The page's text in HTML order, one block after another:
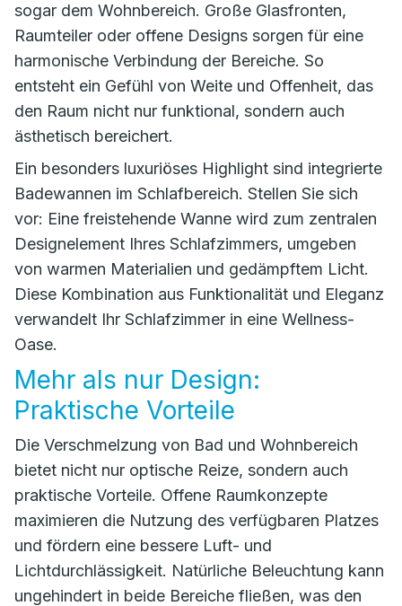
sogar dem Wohnbereich. Große Glasfronten,
Raumteiler oder offene Designs sorgen für eine
harmonische Verbindung der Bereiche. So
entsteht ein Gefühl von Weite und Offenheit, das
den Raum nicht nur funktional, sondern auch
ästhetisch bereichert.
Ein besonders luxuriöses Highlight sind integrierte
Badewannen im Schlafbereich. Stellen Sie sich
vor: Eine freistehende Wanne wird zum zentralen
Designelement Ihres Schlafzimmers, umgeben
von warmen Materialien und gedämpftem Licht.
Diese Kombination aus Funktionalität und Eleganz
verwandelt Ihr Schlafzimmer in eine Wellness-
Oase.
Mehr als nur Design:
Praktische Vorteile
Die Verschmelzung von Bad und Wohnbereich
bietet nicht nur optische Reize, sondern auch
praktische Vorteile. Offene Raumkonzepte
maximieren die Nutzung des verfügbaren Platzes
und fördern eine bessere Luft- und
Lichtdurchlässigkeit. Natürliche Beleuchtung kann
ungehindert in beide Bereiche fließen, was den